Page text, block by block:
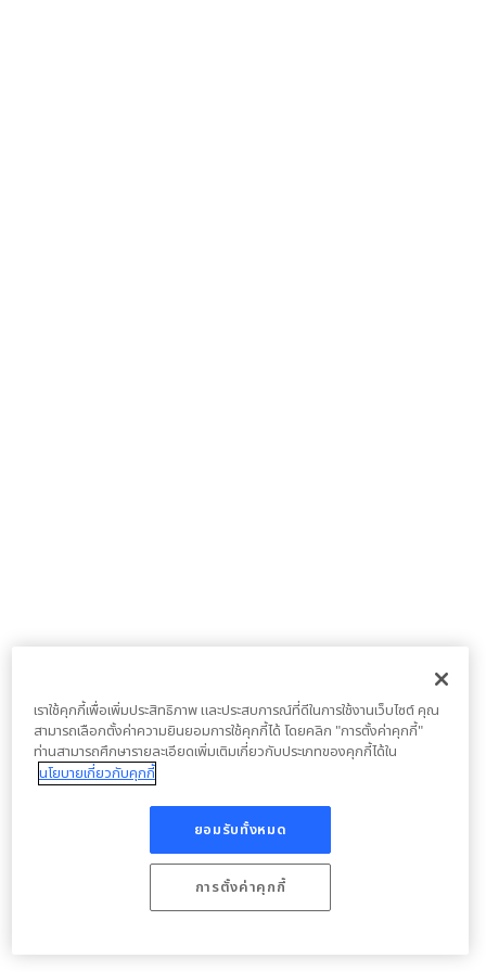
เราใช้คุกกี้เพื่อเพิ่มประสิทธิภาพ และประสบการณ์ที่ดีในการใช้งานเว็บไซต์ คุณ
สามารถเลือกตั้งค่าความยินยอมการใช้คุกกี้ได้ โดยคลิก "การตั้งค่าคุกกี้"
ท่านสามารถศึกษารายละเอียดเพิ่มเติมเกี่ยวกับประเภทของคุกกี้ได้ใน
นโยบายเกี่ยวกับคุกกี้
ยอมรับทั้งหมด
การตั้งค่าคุกกี้